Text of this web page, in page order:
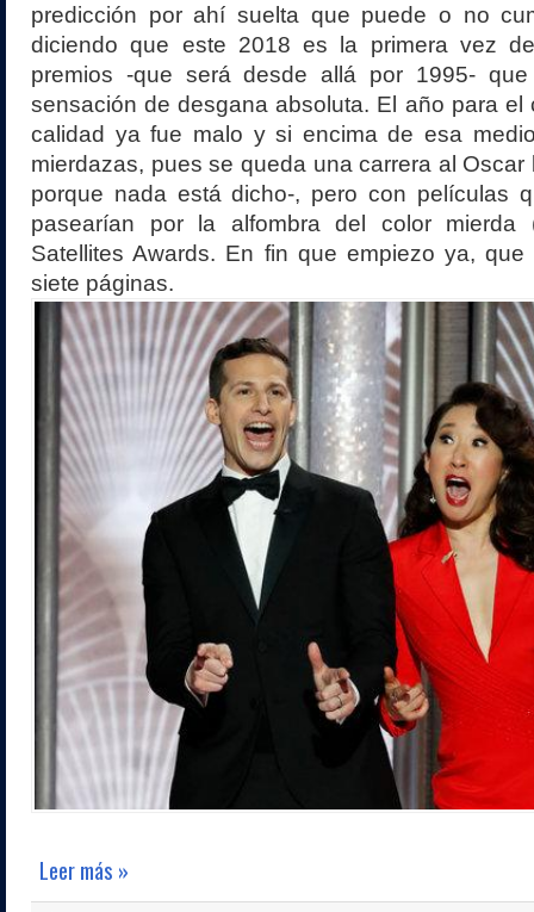
predicción por ahí suelta que puede o no
diciendo que este 2018 es la primera vez
premios -que será desde allá por 1995-
sensación de desgana absoluta. El año para el
calidad ya fue malo y si encima de esa
mierdazas, pues se queda una carrera al Oscar
porque nada está dicho-, pero con películas
pasearían por la alfombra del color mierda
Satellites Awards. En fin que empiezo ya,
siete páginas.
Leer más »